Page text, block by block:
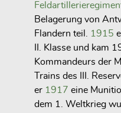
Belagerung von
Flandern teil. 1915
II. Klasse und kam
Kommandeurs der
Trains des III.
er 1917 eine
dem 1. Weltkrieg